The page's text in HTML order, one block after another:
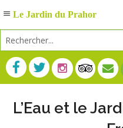
L’Eau et le
Le Jardin du Prahor